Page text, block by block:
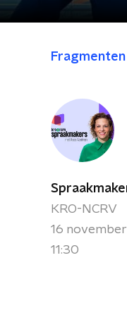
Fragmenten
KRO-NCRV
16
11:30